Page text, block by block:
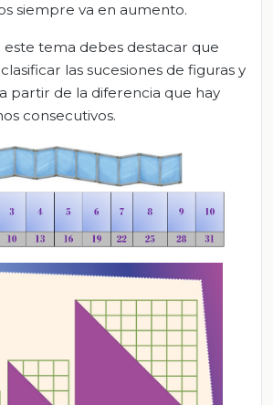
siempre va en aumento.
tema debes destacar que
las sucesiones de figuras y
partir de la diferencia que hay
consecutivos.